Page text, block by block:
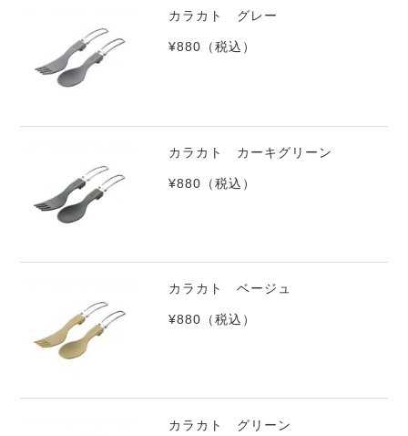
カラカト グレー
¥880 （税込）
カラカト カーキグリーン
¥880 （税込）
カラカト ベージュ
¥880 （税込）
カラカト グリーン